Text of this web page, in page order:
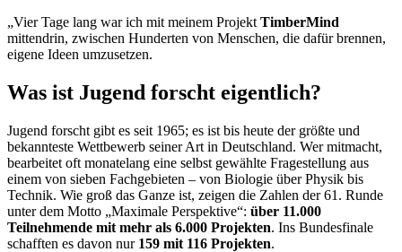
„Vier Tage lang war ich mit meinem Projekt TimberMind
mittendrin, zwischen Hunderten von Menschen, die dafür brennen,
eigene Ideen umzusetzen.
Was ist Jugend forscht eigentlich?
Jugend forscht gibt es seit 1965; es ist bis heute der größte und
bekannteste Wettbewerb seiner Art in Deutschland. Wer mitmacht,
bearbeitet oft monatelang eine selbst gewählte Fragestellung aus
einem von sieben Fachgebieten – von Biologie über Physik bis
Technik. Wie groß das Ganze ist, zeigen die Zahlen der 61. Runde
unter dem Motto „Maximale Perspektive“: über 11.000
Teilnehmende mit mehr als 6.000 Projekten. Ins Bundesfinale
schafften es davon nur 159 mit 116 Projekten.